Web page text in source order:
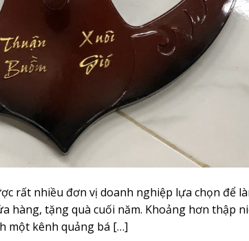
rất nhiều đơn vị doanh nghiệp lựa chọn để
hàng, tặng quà cuối năm. Khoảng hơn thập
một kênh quảng bá […]